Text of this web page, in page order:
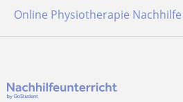
Online Physiotherapie Nachhilfe